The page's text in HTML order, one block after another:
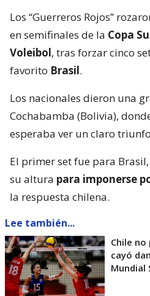
Los “Guerreros Rojos”
en semifinales de la Copa
Voleibol, tras forzar cinco
favorito Brasil.
Los nacionales dieron una
Cochabamba (Bolivia),
esperaba ver un claro
El primer set fue para
su altura para imponerse
la respuesta chilena.
Lee también...
Chile
cayó
Mundial